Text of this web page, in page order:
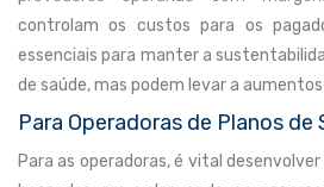
controlam os custos para os
essenciais para manter a
de saúde, mas podem levar a
Para Operadoras de Planos de
Para as operadoras, é vital